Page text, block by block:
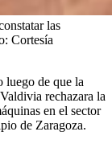
las
Cortesía
luego de que la
rechazara la
en el sector
de Zaragoza.